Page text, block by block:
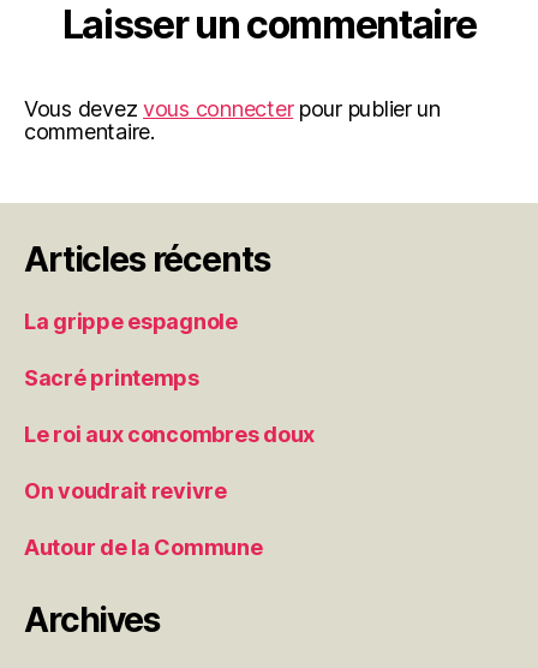
Laisser un commentaire
Vous devezvous connecterpour publier un
commentaire.
Articles récents
La grippe espagnole
Sacré printemps
Le roi aux concombres doux
On voudrait revivre
Autour de la Commune
Archives